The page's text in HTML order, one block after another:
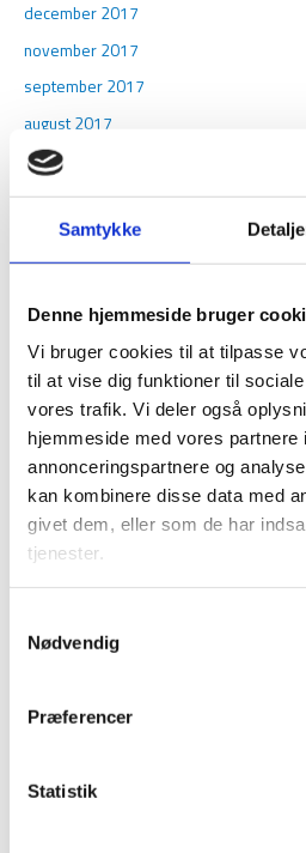
Samtykke
Denne hjemmeside bruger
Vi bruger cookies til at tilpasse
til at vise dig funktioner til
vores trafik. Vi deler også
hjemmeside med vores partnere
annonceringspartnere og
kan kombinere disse data med
givet dem, eller som de har
tjenester.
Nødvendig
Præferencer
Statistik
december 2017
november 2017
september 2017
august 2017
juli 2017
juni 2017
maj 2017
april 2017
marts 2017
februar 2017
januar 2017
december 2016
november 2016
oktober 2016
september 2016
august 2016
juni 2016
maj 2016
januar 2016
november 2015